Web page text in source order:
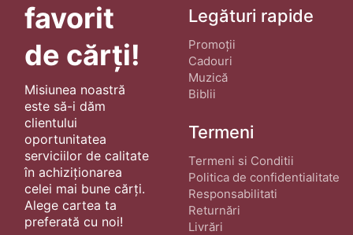
favorit
de cărți!
Misiunea noastră
este să-i dăm
clientului
oportunitatea
serviciilor de calitate
în achiziționarea
celei mai bune cărți.
Alege cartea ta
preferată cu noi!
Legături rapide
Promoții
Cadouri
Muzică
Biblii
Termeni
Termeni si Conditii
Politica de confidentialitate
Responsabilitati
Returnări
Livrări